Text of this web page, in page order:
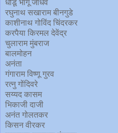
धोंडू भागू जाधव
रघुनाथ सखाराम बीनगुडे
काशीनाथ गोविंद चिंदरकर
करपैया किरमल देवेंद्र
चुलाराम मुंबराज
बालमोहन
अनंता
गंगाराम विष्णू गुरव
रत्नु गोंदिवरे
सय्यद कासम
भिकाजी दाजी
अनंत गोलतकर
किसन वीरकर